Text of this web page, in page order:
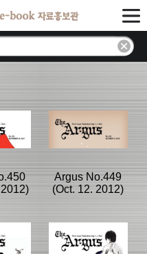
Argus No.449
(Oct. 12. 2012)
분류명 : The
Argus